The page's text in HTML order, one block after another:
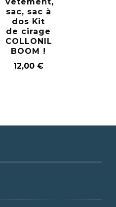
sac, sac à
dos Kit
de cirage
COLLONIL
BOOM !
12,00€